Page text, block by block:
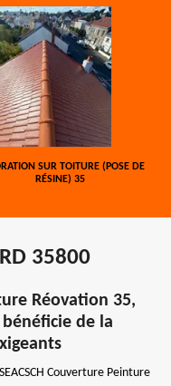
SUR TOITURE (POSE DE
RÉSINE) 35
35800
Réovation 35,
de la
Couverture Peinture